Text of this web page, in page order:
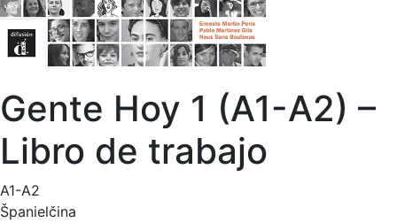
Gente Hoy 1 (A1-A2) –
Libro de trabajo
A1-A2
Španielčina